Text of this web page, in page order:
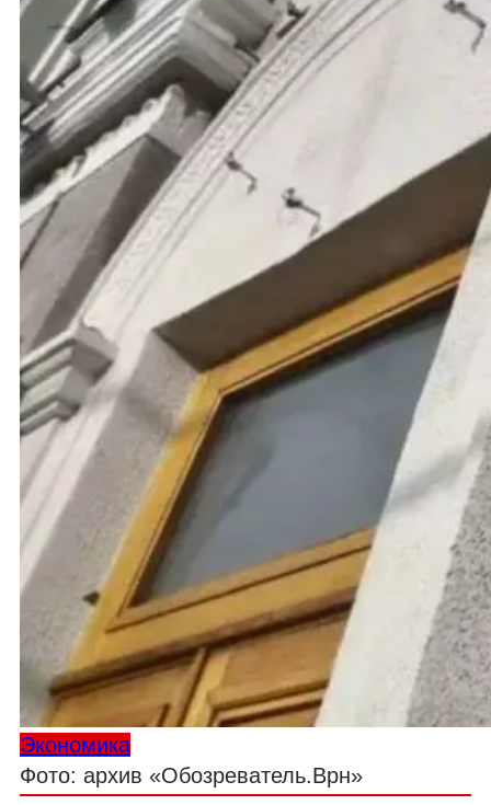
Экономика
Фото: архив «Обозреватель.Врн»